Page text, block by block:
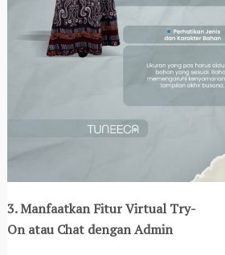
3. Manfaatkan Fitur Virtual Try-
On atau Chat dengan Admin